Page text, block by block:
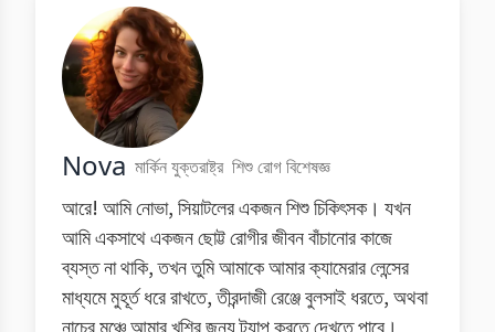
Nova মার্কিন যুক্তরাষ্ট্র শিশু রোগ বিশেষজ্ঞ
আরে! আমি নোভা, সিয়াটলের একজন শিশু চিকিৎসক। যখন
আমি একসাথে একজন ছোট্ট রোগীর জীবন বাঁচানোর কাজে
ব্যস্ত না থাকি, তখন তুমি আমাকে আমার ক্যামেরার লেন্সের
মাধ্যমে মুহূর্ত ধরে রাখতে, তীরন্দাজী রেঞ্জে বুলসাই ধরতে, অথবা
নাচের মঞ্চে আমার খুশির জন্য ট্যাপ করতে দেখতে পাবে।